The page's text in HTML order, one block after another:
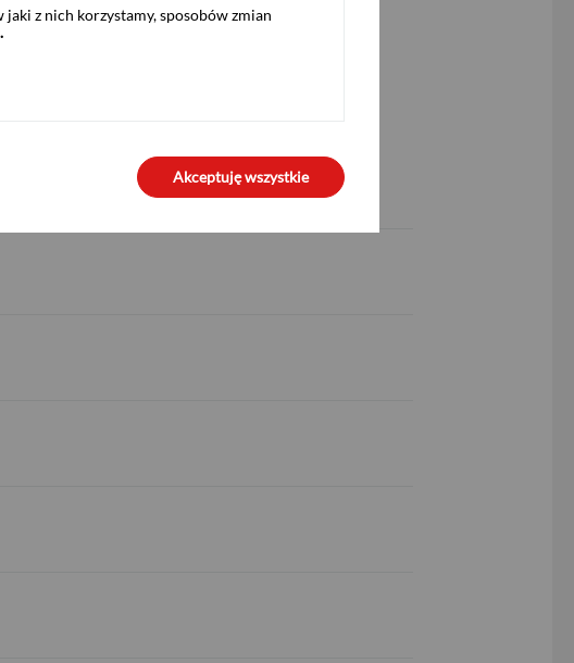
z nich korzystamy, sposobów zmian
.
Akceptuję wszystkie